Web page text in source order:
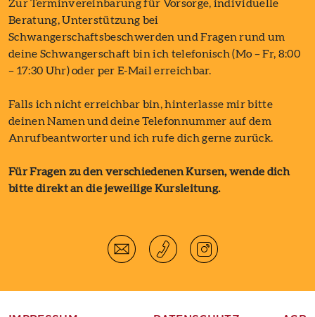
Zur Terminvereinbarung für Vorsorge, individuelle
Beratung, Unterstützung bei
Schwangerschaftsbeschwerden und Fragen rund um
deine Schwangerschaft bin ich telefonisch (Mo – Fr, 8:00
– 17:30 Uhr) oder per E-Mail erreichbar.
Falls ich nicht erreichbar bin, hinterlasse mir bitte
deinen Namen und deine Telefonnummer auf dem
Anrufbeantworter und ich rufe dich gerne zurück.
Für Fragen zu den verschiedenen Kursen, wende dich
bitte direkt an die jeweilige Kursleitung.